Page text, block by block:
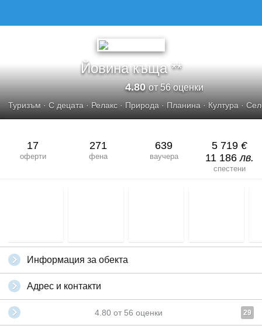
Йовина къща **
4.80от 56 оценки
Туризъм · С децата · Релакс · Природа · Планина · Култура ·
17
оферти
271
фена
639
ваучера
5 719 €
11 186лв.
спестени
Информация за обекта
Адрес и контакти
4.80 от 56 оценки 29